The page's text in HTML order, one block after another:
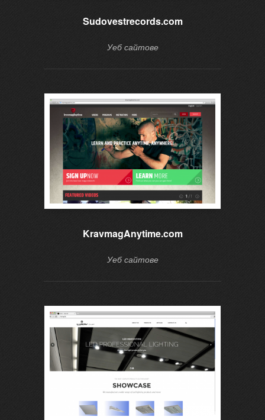
Sudovestrecords.com
Уеб сайтове
KravmagAnytime.com
Уеб сайтове